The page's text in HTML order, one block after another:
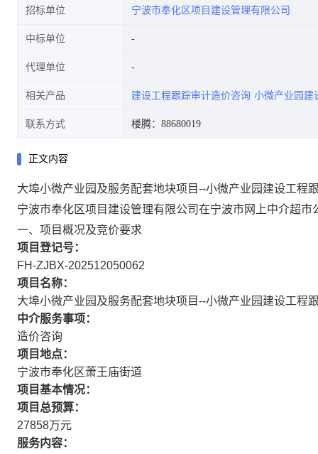
招标单位 宁波市奉化区项目建设管理有限公司
中标单位
代理单位
相关产品 建设工程跟踪审计造价咨询 小微产业园建
联系方式 楼腾：88680019
正文内容
大埠小微产业园及服务配套地块项目--小微产业园建设工程
宁波市奉化区项目建设管理有限公司在宁波市网上中介超
一、项目概况及竞价要求
项目登记号：
FH-ZJBX-202512050062
项目名称：
大埠小微产业园及服务配套地块项目--小微产业园建设工程
中介服务事项：
造价咨询
项目地点：
宁波市奉化区萧王庙街道
项目基本情况：
项目总预算：
27858万元
服务内容：